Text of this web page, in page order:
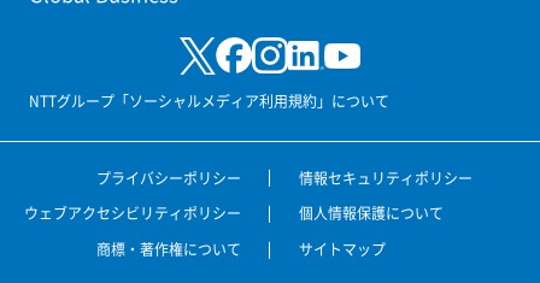
NTTグループ「ソーシャルメディア利用規約」について
プライバシーポリシー
情報セキュリティポリシー
ウェブアクセシビリティポリシー
個人情報保護について
商標・著作権について
サイトマップ